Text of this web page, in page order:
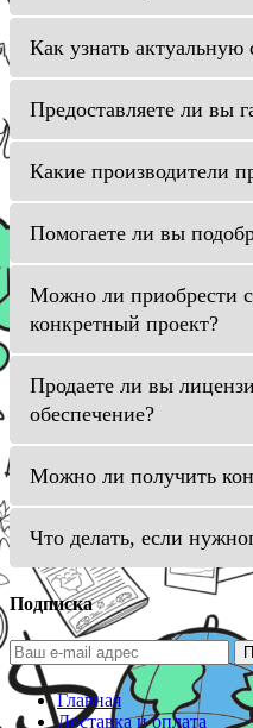
Как узнать актуальную
Предоставляете ли вы
Какие производители
Помогаете ли вы
Можно ли приобрести
конкретный проект?
Продаете ли вы
обеспечение?
Можно ли получить
Что делать, если
Подписка
Главная
Доставка и оплата